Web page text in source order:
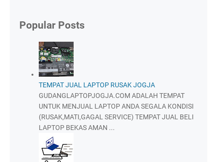
Popular Posts
TEMPAT JUAL LAPTOP RUSAK JOGJA
GUDANGLAPTOPJOGJA.COM ADALAH TEMPAT
UNTUK MENJUAL LAPTOP ANDA SEGALA KONDISI
(RUSAK,MATI,GAGAL SERVICE) TEMPAT JUAL BELI
LAPTOP BEKAS AMAN ...